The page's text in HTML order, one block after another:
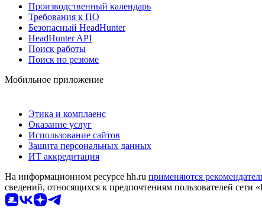
Производственный календарь
Требования к ПО
Безопасный HeadHunter
HeadHunter API
Поиск работы
Поиск по резюме
Мобильное приложение
Этика и комплаенс
Оказание услуг
Использование сайтов
Защита персональных данных
ИТ аккредитация
На информационном ресурсе hh.ru применяются
сведений, относящихся к предпочтениям пользователей